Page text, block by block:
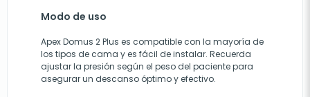
Modo de uso
Apex Domus 2 Plus es compatible con la mayoría de
los tipos de cama y es fácil de instalar. Recuerda
ajustar la presión según el peso del paciente para
asegurar un descanso óptimo y efectivo.